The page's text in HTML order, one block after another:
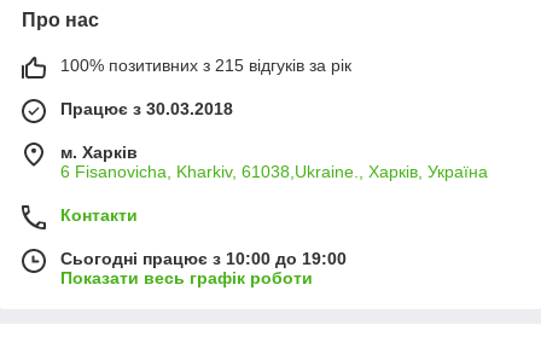
Про нас
100% позитивних з 215 відгуків за рік
Працює з 30.03.2018
м. Харків
6 Fisanovicha, Kharkiv, 61038,Ukraine., Харків, Україна
Контакти
Сьогодні працює з 10:00 до 19:00
Показати весь графік роботи